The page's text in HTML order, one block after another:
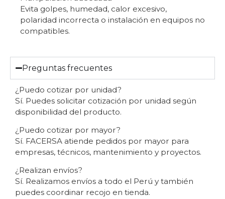
Evita golpes, humedad, calor excesivo,
polaridad incorrecta o instalación en equipos no
compatibles.
Preguntas frecuentes
¿Puedo cotizar por unidad?
Sí. Puedes solicitar cotización por unidad según
disponibilidad del producto.
¿Puedo cotizar por mayor?
Sí. FACERSA atiende pedidos por mayor para
empresas, técnicos, mantenimiento y proyectos.
¿Realizan envíos?
Sí. Realizamos envíos a todo el Perú y también
puedes coordinar recojo en tienda.